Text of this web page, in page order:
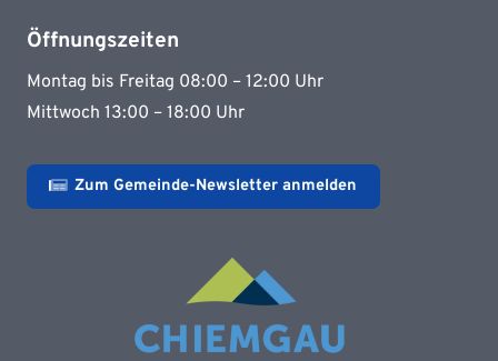
Öffnungszeiten
Montag bis Freitag 08:00 – 12:00 Uhr
Mittwoch 13:00 – 18:00 Uhr
Zum Gemeinde-Newsletter anmelden